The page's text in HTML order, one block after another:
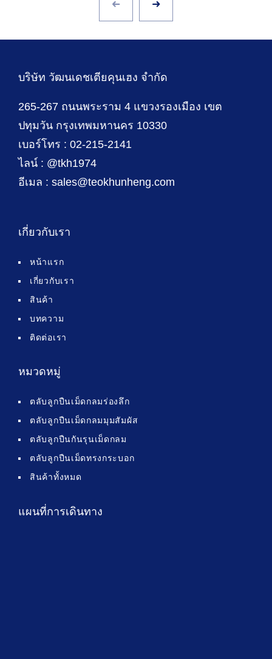
บริษัท วัฒนเดชเตียคุนเฮง จำกัด
265-267 ถนนพระราม 4 แขวงรองเมือง เขต
ปทุมวัน กรุงเทพมหานคร 10330
เบอร์โทร : 02-215-2141
ไลน์ : @tkh1974
อีเมล : sales@teokhunheng.com
เกี่ยวกับเรา
หน้าแรก
เกี่ยวกับเรา
สินค้า
บทความ
ติดต่อเรา
หมวดหมู่
ตลับลูกปืนเม็ดกลมร่องลึก
ตลับลูกปืนเม็ดกลมมุมสัมผัส
ตลับลูกปืนกันรุนเม็ดกลม
ตลับลูกปืนเม็ดทรงกระบอก
สินค้าทั้งหมด
แผนที่การเดินทาง